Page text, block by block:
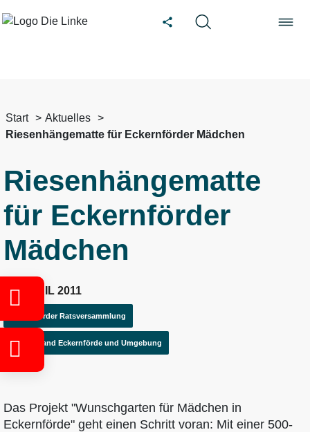
Start
Aktuelles
Riesenhängematte für Eckernförder Mädchen
Riesenhängematte
für Eckernförder
Mädchen
19. APRIL 2011
Eckernförder Ratsversammlung
Ortsverband Eckernförde und Umgebung
Das Projekt "Wunschgarten für Mädchen in
Eckernförde" geht einen Schritt voran: Mit einer 500-